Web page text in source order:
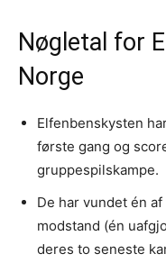
Nøgletal for
Norge
Elfenbenskysten
første gang og
gruppespilskampe.
De har vundet én
modstand (én
deres to seneste